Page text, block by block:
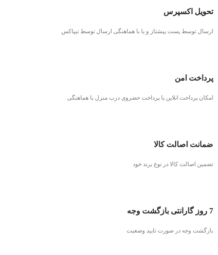
تحویل اکسپرس
ارسال توسط پست پیشتاز و یا با هماهنگی ارسال توسط تیپاکس
پرداخت امن
امکان پرداخت انلاین یا پرداخت حضروی درب منزل با هماهنگی
ضمانت اصالت کالا
تضمین اصالت کالا در نوع برند خود
7 روز گارانتی بازگشت وجه
بازگشت وجه در صورت تایید وضعیت